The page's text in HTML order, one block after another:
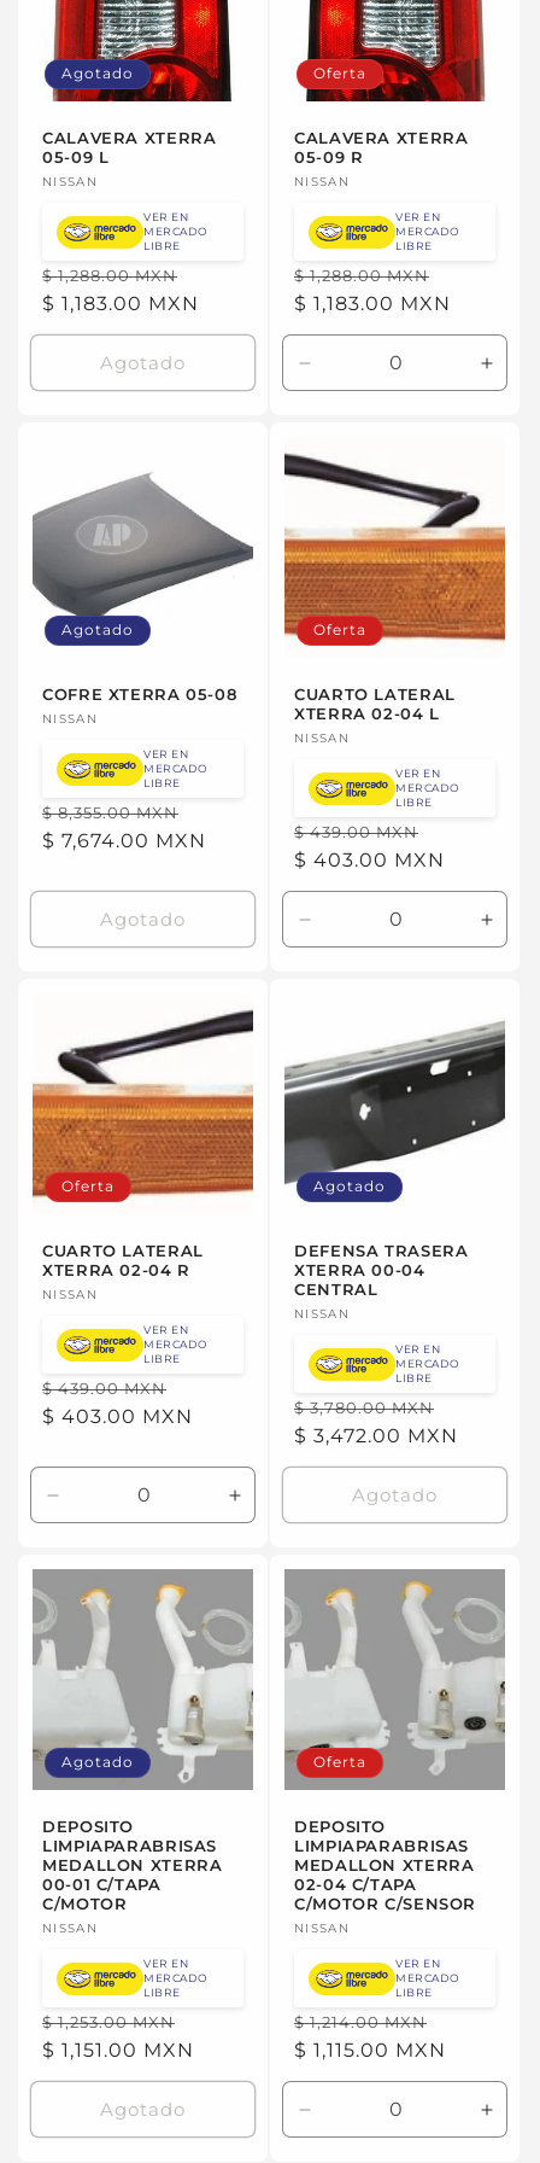
Agotado
CALAVERA XTERRA
05-09 L
Proveedor:
NISSAN
VER EN
MERCADO
LIBRE
Precio
habitual
$ 1,288.00 MXN
de
oferta
$ 1,183.00 MXN
Agotado
Oferta
CALAVERA XTERRA
05-09 R
Proveedor:
NISSAN
VER EN
MERCADO
LIBRE
Precio
habitual
$ 1,288.00 MXN
de
oferta
$ 1,183.00 MXN
cantidad
Default
Title
Agotado
COFRE XTERRA 05-08
Proveedor:
NISSAN
VER EN
MERCADO
LIBRE
Precio
habitual
$ 8,355.00 MXN
de
$ 7,674.00 MXN
Agotado
Oferta
CUARTO LATERAL
XTERRA 02-04 L
Proveedor:
NISSAN
VER EN
MERCADO
LIBRE
Precio
habitual
$ 439.00 MXN
de
oferta
$ 403.00 MXN
cantidad
Title
Oferta
CUARTO LATERAL
XTERRA 02-04 R
Proveedor:
NISSAN
VER EN
MERCADO
LIBRE
Precio
habitual
$ 439.00 MXN
de
$ 403.00 MXN
cantidad
Default
Title
Aumentar
cantidad
Title
Agotado
DEFENSA TRASERA
XTERRA 00-04
CENTRAL
Proveedor:
NISSAN
VER EN
MERCADO
LIBRE
Precio
habitual
$ 3,780.00 MXN
de
oferta
$ 3,472.00 MXN
Agotado
Agotado
DEPOSITO
LIMPIAPARABRISAS
MEDALLON XTERRA
00-01 C/TAPA
C/MOTOR
Proveedor:
NISSAN
VER EN
MERCADO
LIBRE
Precio
habitual
$ 1,253.00 MXN
de
oferta
$ 1,151.00 MXN
Agotado
Oferta
DEPOSITO
LIMPIAPARABRISAS
MEDALLON XTERRA
02-04 C/TAPA
C/MOTOR C/SENSOR
Proveedor:
NISSAN
VER EN
MERCADO
LIBRE
Precio
habitual
$ 1,214.00 MXN
de
oferta
$ 1,115.00 MXN
cantidad